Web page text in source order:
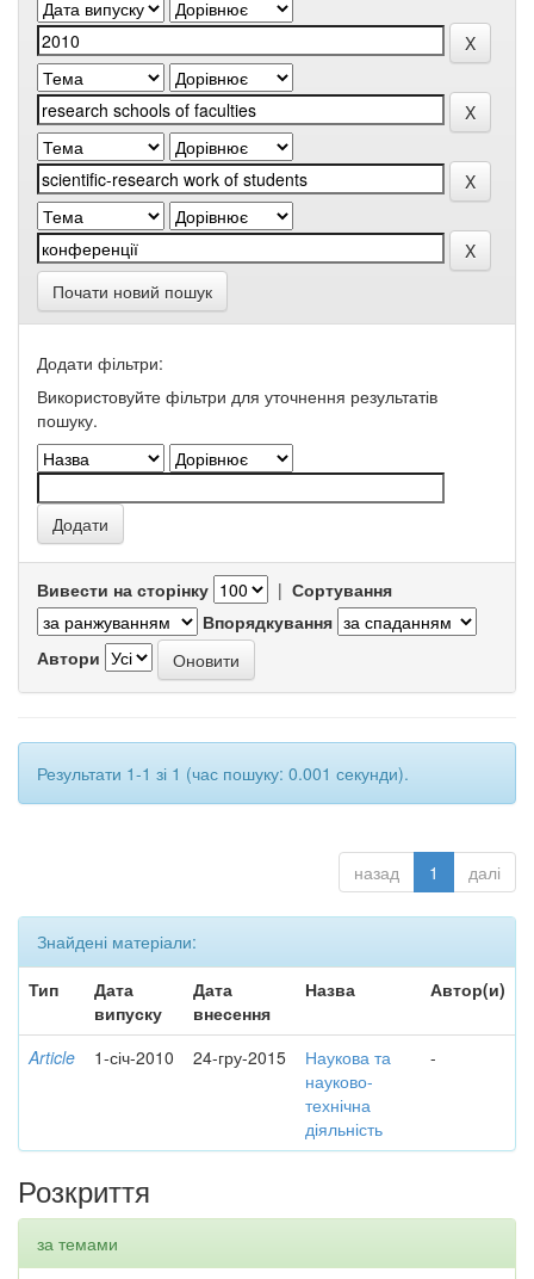
Почати новий пошук
Додати фільтри:
Використовуйте фільтри для уточнення результатів
пошуку.
Вивести на сторінку | Сортування
Впорядкування
Автори
Результати 1-1 зі 1 (час пошуку: 0.001 секунди).
назад 1 далі
Знайдені матеріали:
Тип
Дата
випуску
Дата
внесення
Назва Автор(и)
Article 1-січ-2010 24-гру-2015
Наукова та
науково-
технічна
діяльність
-
Розкриття
за темами